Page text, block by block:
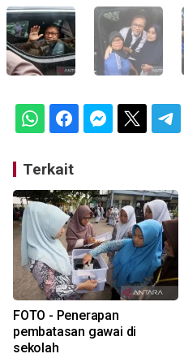
Terkait
FOTO - Penerapan
pembatasan gawai di
sekolah